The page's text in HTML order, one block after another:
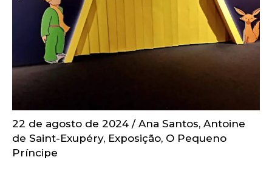
22 de agosto de 2024 / Ana Santos, Antoine
de Saint-Exupéry, Exposição, O Pequeno
Príncipe